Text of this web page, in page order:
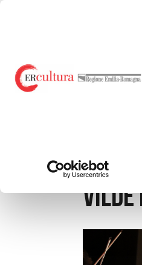
Torna
Cerca
Salta
Salta
Teatro
Vilde